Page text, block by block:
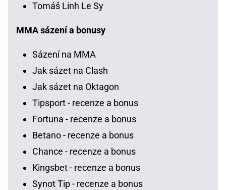
Tomáš Linh Le Sy
MMA sázení a bonusy
Sázení na MMA
Jak sázet na Clash
Jak sázet na Oktagon
Tipsport - recenze a bonus
Fortuna - recenze a bonus
Betano - recenze a bonus
Chance - recenze a bonus
Kingsbet - recenze a bonus
Synot Tip - recenze a bonus